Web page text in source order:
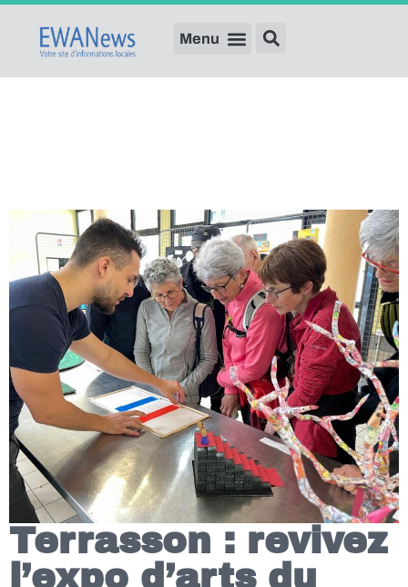
Terrasson : revivez
l’expo d’arts du